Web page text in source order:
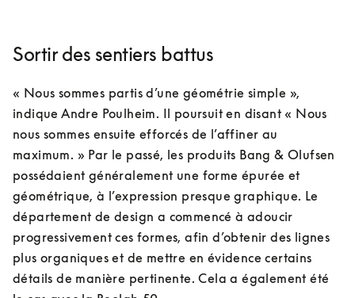
Sortir des sentiers battus
« Nous sommes partis d’une géométrie simple »,
indique Andre Poulheim. Il poursuit en disant « Nous
nous sommes ensuite efforcés de l’affiner au
maximum. » Par le passé, les produits Bang & Olufsen
possédaient généralement une forme épurée et
géométrique, à l’expression presque graphique. Le
département de design a commencé à adoucir
progressivement ces formes, afin d’obtenir des lignes
plus organiques et de mettre en évidence certains
détails de manière pertinente. Cela a également été